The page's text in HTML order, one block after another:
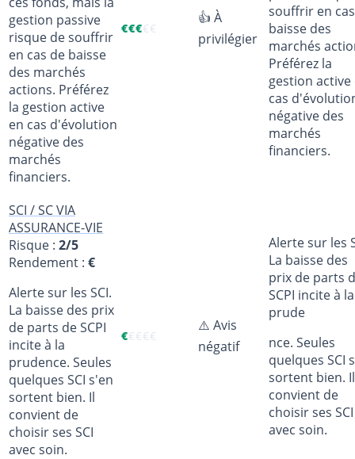
gestion passive
risque de souffrir
en cas de baisse
des marchés
actions. Préférez
la gestion active
en cas d'évolution
négative des
marchés
financiers.
€€€€€
👍 À
privilégier
souffrir en
baisse des
marchés
Préférez la
gestion active
cas
négative des
marchés
financiers.
SCI / SC VIA
ASSURANCE-VIE
Risque : 2/5
Rendement : €
Alerte sur les SCI.
La baisse des prix
de parts de SCPI
incite à la
prudence. Seules
quelques SCI s'en
sortent bien. Il
convient de
choisir ses SCI
avec soin.
€€€€€
⚠️ Avis
négatif
Alerte sur les
La baisse des
prix de parts
SCPI incite à la
prude
nce. Seules
quelques SCI
sortent bien. Il
convient de
choisir ses SCI
avec soin.